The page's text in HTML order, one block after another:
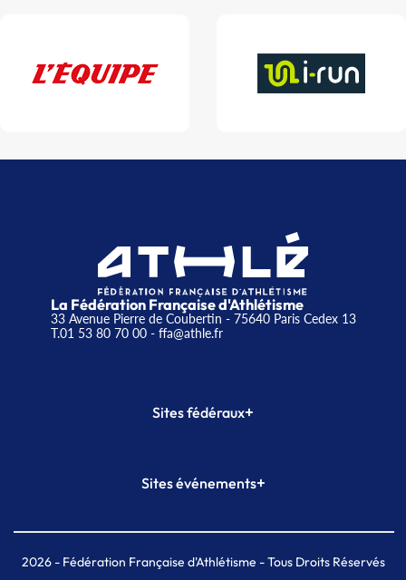
La Fédération Française d'Athlétisme
33 Avenue Pierre de Coubertin - 75640 Paris Cedex 13
T.01 53 80 70 00- ffa@athle.fr
Sites fédéraux+
Plateforme Formation
Sites événements+
Meeting de Paris indoor
MAIF Ekiden de Paris
2026- Fédération Française d'Athlétisme - Tous Droits Réservés